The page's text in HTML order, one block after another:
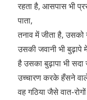
रहता है, आसपास भी
पाता,
तनाव में जीता है,
उसकी जवानी भी
है उसका बुढ़ापा भी
उच्चारण करके हँसने वाले
वह गठिया जैसे वात-